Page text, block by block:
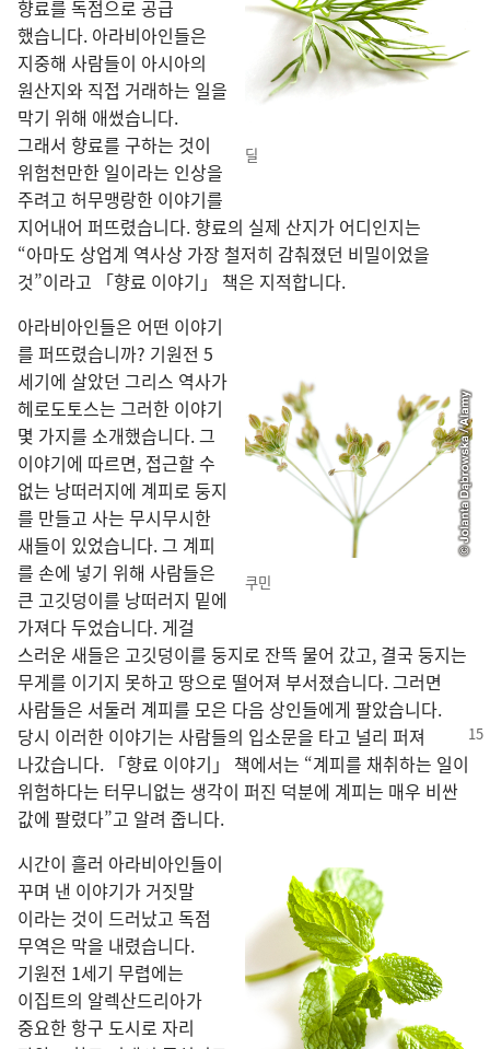
딜
향료를 독점으로 공급
했습니다. 아라비아인들은
지중해 사람들이 아시아의
원산지와 직접 거래하는 일을
막기 위해 애썼습니다.
그래서 향료를 구하는 것이
위험천만한 일이라는 인상을
주려고 허무맹랑한 이야기를
지어내어 퍼뜨렸습니다. 향료의 실제 산지가 어디인지는
“아마도 상업계 역사상 가장 철저히 감춰졌던 비밀이었을
것”이라고 「향료 이야기」 책은 지적합니다.
쿠민
아라비아인들은 어떤 이야기
를 퍼뜨렸습니까? 기원전 5
세기에 살았던 그리스 역사가
헤로도토스는 그러한 이야기
몇 가지를 소개했습니다. 그
이야기에 따르면, 접근할 수
없는 낭떠러지에 계피로 둥지
를 만들고 사는 무시무시한
새들이 있었습니다. 그 계피
를 손에 넣기 위해 사람들은
큰 고깃덩이를 낭떠러지 밑에
가져다 두었습니다. 게걸
스러운 새들은 고깃덩이를 둥지로 잔뜩 물어 갔고, 결국 둥지는
무게를 이기지 못하고 땅으로 떨어져 부서졌습니다. 그러면
사람들은 서둘러 계피를 모은 다음 상인들에게 팔았습니다.
당시 이러한 이야기는 사람들의 입소문을 타고 널리 퍼져
나갔습니다. 「향료 이야기」 책에서는 “계피를 채취하는 일이
위험하다는 터무니없는 생각이 퍼진 덕분에 계피는 매우 비싼
값에 팔렸다”고 알려 줍니다.
시간이 흘러 아라비아인들이
꾸며 낸 이야기가 거짓말
이라는 것이 드러났고 독점
무역은 막을 내렸습니다.
기원전 1세기 무렵에는
이집트의 알렉산드리아가
중요한 항구 도시로 자리